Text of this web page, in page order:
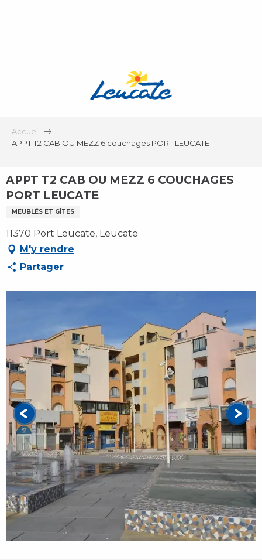
Accueil
APPT T2 CAB OU MEZZ 6 couchages PORT LEUCATE
APPT T2 CAB OU MEZZ 6 COUCHAGES
PORT LEUCATE
MEUBLÉS ET GÎTES
11370 Port Leucate, Leucate
M'y rendre
Partager